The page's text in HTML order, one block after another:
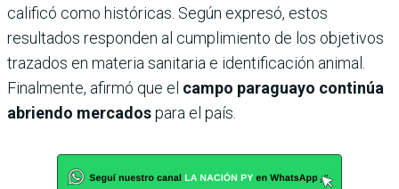
calificó como históricas. Según expresó, estos
resultados responden al cumplimiento de los objetivos
trazados en materia sanitaria e identificación animal.
Finalmente, afirmó que el campo paraguayo continúa
abriendo mercadospara el país.